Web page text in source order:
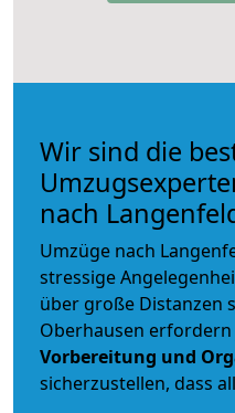
Wir sind die
nach
Umzüge nach
stressige
über große Distanzen
Oberhausen
Vorbereitung und
sicherzustellen, dass